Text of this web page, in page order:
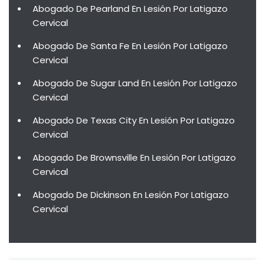
Abogado De Pearland En Lesión Por Latigazo
Cervical
Abogado De Santa Fe En Lesión Por Latigazo
Cervical
Abogado De Sugar Land En Lesión Por Latigazo
Cervical
Abogado De Texas City En Lesión Por Latigazo
Cervical
Abogado De Brownsville En Lesión Por Latigazo
Cervical
Abogado De Dickinson En Lesión Por Latigazo
Cervical